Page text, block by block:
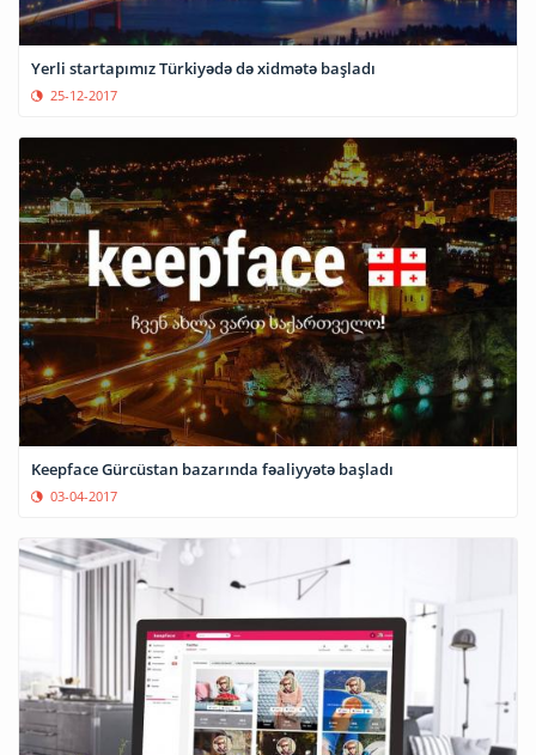
Yerli startapımız Türkiyədə də xidmətə başladı
25-12-2017
Keepface Gürcüstan bazarında fəaliyyətə başladı
03-04-2017